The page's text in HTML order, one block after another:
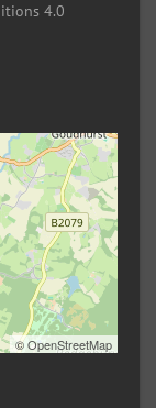
4.0
©OpenStreetMap